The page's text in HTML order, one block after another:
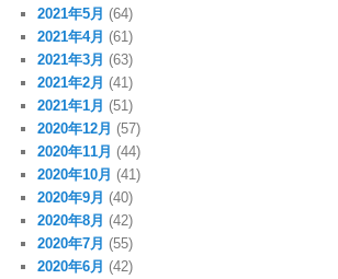
2021年5月 (64)
2021年4月 (61)
2021年3月 (63)
2021年2月 (41)
2021年1月 (51)
2020年12月 (57)
2020年11月 (44)
2020年10月 (41)
2020年9月 (40)
2020年8月 (42)
2020年7月 (55)
2020年6月 (42)